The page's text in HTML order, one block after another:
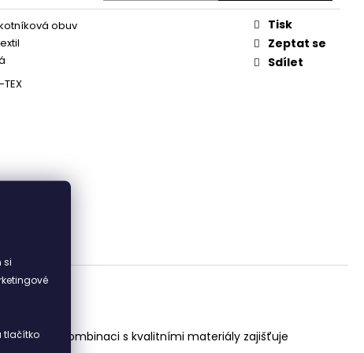
si
tlačítko
obuv
TEX
Tisk
Zeptat se
Sdílet
design v kombinaci s kvalitními materiály zajišťuje